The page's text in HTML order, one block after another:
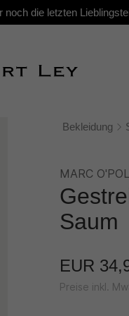
die letzten
Bekleidung
MARC
Saum
EUR
Preise inkl.